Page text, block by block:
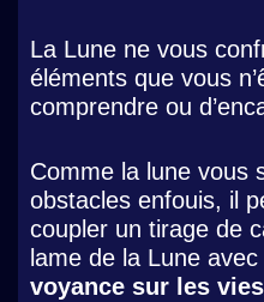
La Lune ne vous
éléments que vous
comprendre ou
Comme la lune vous
obstacles enfouis, il
coupler un tirage de
lame de la Lune
voyance sur les